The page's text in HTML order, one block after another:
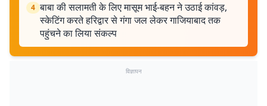
4 बाबा की सलामती के लिए मासूम भाई-बहन ने उठाई कांवड़,
स्केटिंग करते हरिद्वार से गंगा जल लेकर गाजियाबाद तक
पहुंचने का लिया संकल्प
विज्ञापन